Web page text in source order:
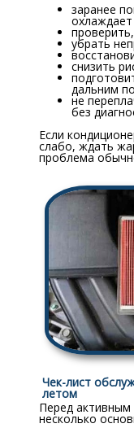
заранее
охлаждает
убрать
снизить
дальним
не
без
Если
слабо, ждать
проблема
Чек-лист
летом
Перед активным
несколько